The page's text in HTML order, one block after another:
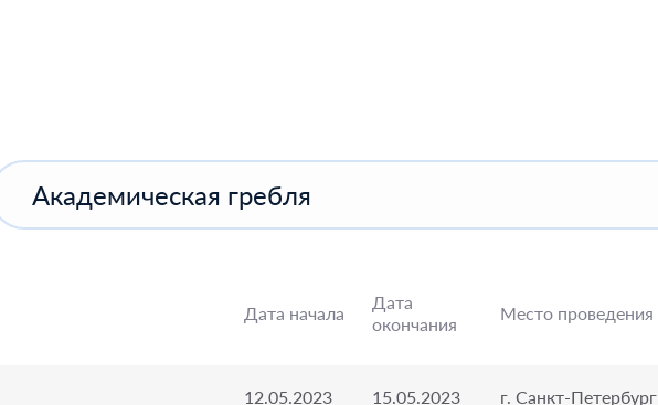
Академическая гребля
Дата начала
Дата
окончания
Место проведения
12.05.2023 15.05.2023 г. Санкт-Петербург